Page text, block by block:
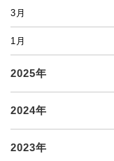
3月
1月
2025年
2024年
2023年